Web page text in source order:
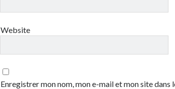
Website
Enregistrer mon nom, mon e-mail et mon site